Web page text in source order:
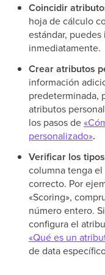
Coincidir
hoja de cálculo
estándar,
inmediatamente.
Crear atributos
información
predeterminada,
atributos
los pasos de
personalizado».
Verificar los
columna tenga
correcto. Por
«Scoring»,
número entero.
configura el
«Qué es un
de data